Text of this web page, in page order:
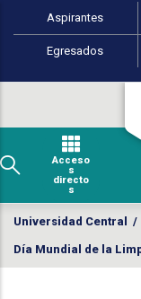
Pasar al contenido
Perfiles de
Aspirantes
Egresados
Acceso
s
directo
s
Universidad Central /
Día Mundial de la